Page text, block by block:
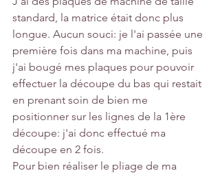
standard, la matrice était donc plus
longue. Aucun souci: je l'ai passée une
première fois dans ma machine, puis
j'ai bougé mes plaques pour pouvoir
effectuer la découpe du bas qui restait
en prenant soin de bien me
positionner sur les lignes de la 1ère
découpe: j'ai donc effectué ma
découpe en 2 fois.
Pour bien réaliser le pliage de ma